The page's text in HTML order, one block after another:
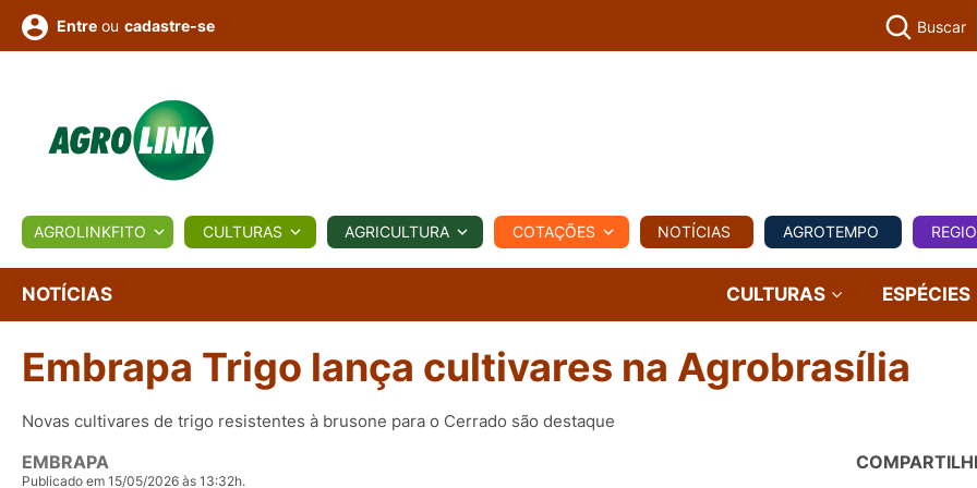
BIOLÓGICOS COTAÇÕES NOTÍCIAS AGROTEMPO REGIONAL COMERCIAL AGROVIAGENS
Conversor Colunistas Eventos
e
Vídeos
Entre ou cadastre-se Buscar
AGROLINKFITO CULTURAS AGRICULTURA COTAÇÕES NOTÍCIAS AGROTEMPO
NOTÍCIAS CULTURAS ESPÉCIES
Embrapa Trigo lança cultivares na Agrobrasília
Novas cultivares de trigo resistentes à brusone para o Cerrado são destaque
EMBRAPA
Publicado em 15/05/2026 às 13:32h.